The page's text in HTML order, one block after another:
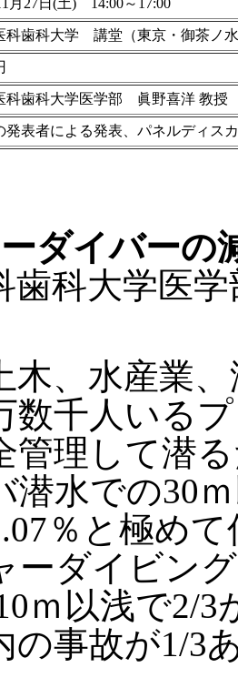
科歯科大学 講堂（東京・御茶ノ
科歯科大学医学部 眞野喜洋 教
発表者による発表、パネルディス
ダイバーの
歯科大学医
木、水産業
数千人いる
管理して潜
潜水での30
％と極めて
ーダイビン
ｍ以浅で2/
の事故が1/3